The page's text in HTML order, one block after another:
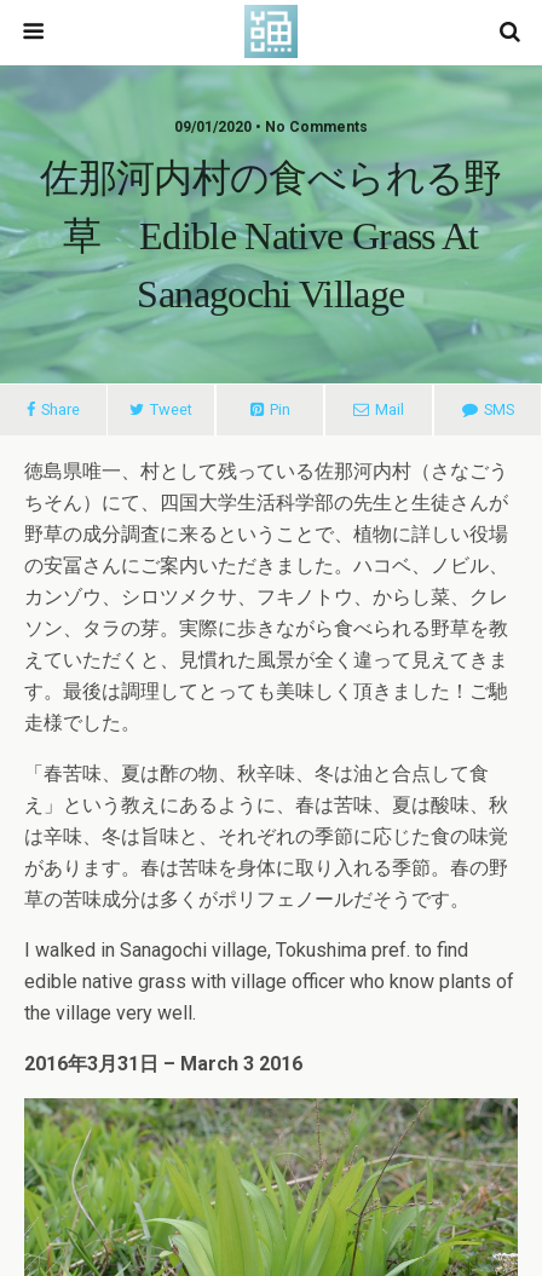
09/01/2020 • No Comments
佐那河内村の食べられる野
草 Edible Native Grass At
Sanagochi Village
Share Tweet Pin Mail SMS
徳島県唯一、村として残っている佐那河内村（さなごう
ちそん）にて、四国大学生活科学部の先生と生徒さんが
野草の成分調査に来るということで、植物に詳しい役場
の安冨さんにご案内いただきました。ハコベ、ノビル、
カンゾウ、シロツメクサ、フキノトウ、からし菜、クレ
ソン、タラの芽。実際に歩きながら食べられる野草を教
えていただくと、見慣れた風景が全く違って見えてきま
す。最後は調理してとっても美味しく頂きました！ご馳
走様でした。
「春苦味、夏は酢の物、秋辛味、冬は油と合点して食
え」という教えにあるように、春は苦味、夏は酸味、秋
は辛味、冬は旨味と、それぞれの季節に応じた食の味覚
があります。春は苦味を身体に取り入れる季節。春の野
草の苦味成分は多くがポリフェノールだそうです。
I walked in Sanagochi village, Tokushima pref. to find
edible native grass with village officer who know plants of
the village very well.
2016年3月31日 – March 3 2016